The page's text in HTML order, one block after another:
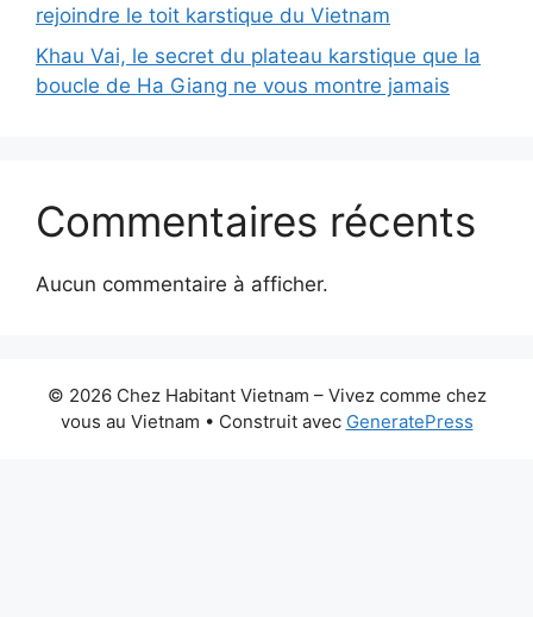
rejoindre le toit karstique du Vietnam
Khau Vai, le secret du plateau karstique que la
boucle de Ha Giang ne vous montre jamais
Commentaires récents
Aucun commentaire à afficher.
© 2026 Chez Habitant Vietnam – Vivez comme chez
vous au Vietnam • Construit avec GeneratePress